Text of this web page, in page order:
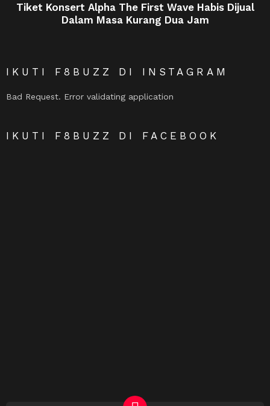
Tiket Konsert Alpha The First Wave Habis Dijual
Dalam Masa Kurang Dua Jam
IKUTI F8BUZZ DI INSTAGRAM
Bad Request. Error validating application
IKUTI F8BUZZ DI FACEBOOK